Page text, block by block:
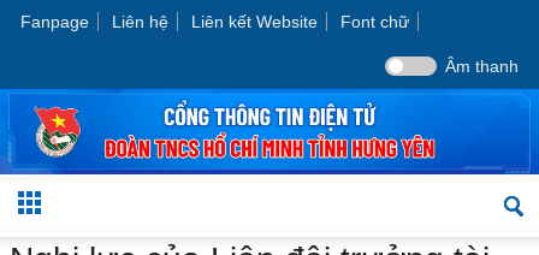
Fanpage Liên hệ Liên kết Website Font chữ
Âm thanh